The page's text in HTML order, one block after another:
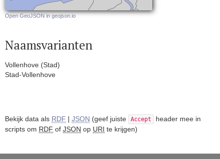
Open GeoJSON in geojson.io
Naamsvarianten
Vollenhove (Stad)
Stad-Vollenhove
Bekijk data als RDF | JSON (geef juiste Accept
header mee in
scripts om RDF of JSON op URI te krijgen)